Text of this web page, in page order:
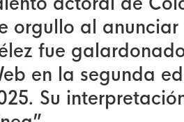
orgullo al
fue
en la segunda
Su